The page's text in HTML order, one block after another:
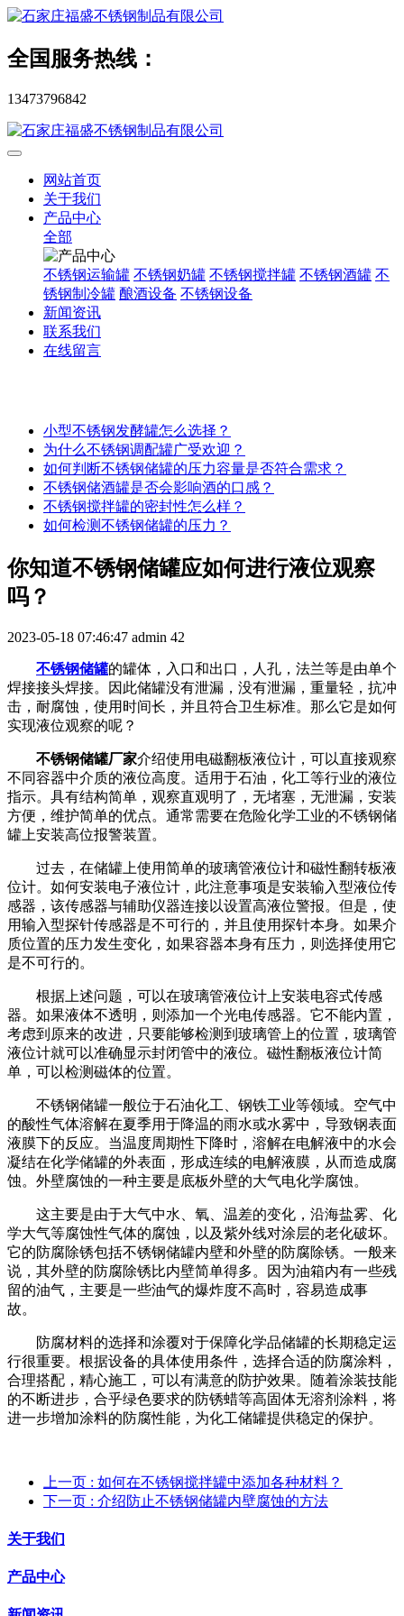
全国服务热线：
13473796842
网站首页
关于我们
产品中心
全部
不锈钢运输罐 不锈钢奶罐 不锈钢搅拌罐 不锈钢酒罐 不
锈钢制冷罐 酿酒设备 不锈钢设备
新闻资讯
联系我们
在线留言
小型不锈钢发酵罐怎么选择？
为什么不锈钢调配罐广受欢迎？
如何判断不锈钢储罐的压力容量是否符合需求？
不锈钢储酒罐是否会影响酒的口感？
不锈钢搅拌罐的密封性怎么样？
如何检测不锈钢储罐的压力？
你知道不锈钢储罐应如何进行液位观察
吗？
2023-05-18 07:46:47 admin 42
不锈钢储罐的罐体，入口和出口，人孔，法兰等是由单个
焊接接头焊接。因此储罐没有泄漏，没有泄漏，重量轻，抗冲
击，耐腐蚀，使用时间长，并且符合卫生标准。那么它是如何
实现液位观察的呢？
不锈钢储罐厂家介绍使用电磁翻板液位计，可以直接观察
不同容器中介质的液位高度。适用于石油，化工等行业的液位
指示。具有结构简单，观察直观明了，无堵塞，无泄漏，安装
方便，维护简单的优点。 通常需要在危险化学工业的不锈钢储
罐上安装高位报警装置。
过去，在储罐上使用简单的玻璃管液位计和磁性翻转板液
位计。如何安装电子液位计，此注意事项是安装输入型液位传
感器，该传感器与辅助仪器连接以设置高液位警报。但是，使
用输入型探针传感器是不可行的，并且使用探针本身。如果介
质位置的压力发生变化，如果容器本身有压力，则选择使用它
是不可行的。
根据上述问题，可以在玻璃管液位计上安装电容式传感
器。如果液体不透明，则添加一个光电传感器。它不能内置，
考虑到原来的改进，只要能够检测到玻璃管上的位置，玻璃管
液位计就可以准确显示封闭管中的液位。磁性翻板液位计简
单，可以检测磁体的位置。
不锈钢储罐一般位于石油化工、钢铁工业等领域。空气中
的酸性气体溶解在夏季用于降温的雨水或水雾中，导致钢表面
液膜下的反应。当温度周期性下降时，溶解在电解液中的水会
凝结在化学储罐的外表面，形成连续的电解液膜，从而造成腐
蚀。 外壁腐蚀的一种主要是底板外壁的大气电化学腐蚀。
这主要是由于大气中水、氧、温差的变化，沿海盐雾、化
学大气等腐蚀性气体的腐蚀，以及紫外线对涂层的老化破坏。
它的防腐除锈包括不锈钢储罐内壁和外壁的防腐除锈。一般来
说，其外壁的防腐除锈比内壁简单得多。
因为油箱内有一些残
留的油气，主要是一些油气的爆炸度不高时，容易造成事
故。
防腐材料的选择和涂覆对于保障化学品储罐的长期稳定运
行很重要。根据设备的具体使用条件，选择合适的防腐涂料，
合理搭配，精心施工，可以有满意的防护效果。随着涂装技能
的不断进步，合乎绿色要求的防锈蜡等高固体无溶剂涂料，将
进一步增加涂料的防腐性能，为化工储罐提供稳定的保护。
上一页 : 如何在不锈钢搅拌罐中添加各种材料？
下一页 : 介绍防止不锈钢储罐内壁腐蚀的方法
关于我们
产品中心